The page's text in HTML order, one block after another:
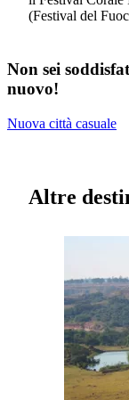
(Festival del
Non sei
nuovo!
Nuova città casuale
Altre